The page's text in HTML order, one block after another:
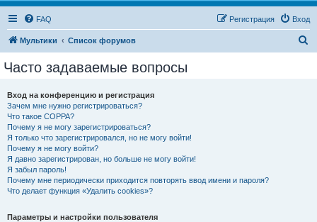
FAQ Вход
Регистрация
Мультики Список форумов
Часто задаваемые вопросы
Вход на конференцию и регистрация
Зачем мне нужно регистрироваться?
Что такое COPPA?
Почему я не могу зарегистрироваться?
Я только что зарегистрировался, но не могу войти!
Почему я не могу войти?
Я давно зарегистрирован, но больше не могу войти!
Я забыл пароль!
Почему мне периодически приходится повторять ввод имени и пароля?
Что делает функция «Удалить cookies»?
Параметры и настройки пользователя